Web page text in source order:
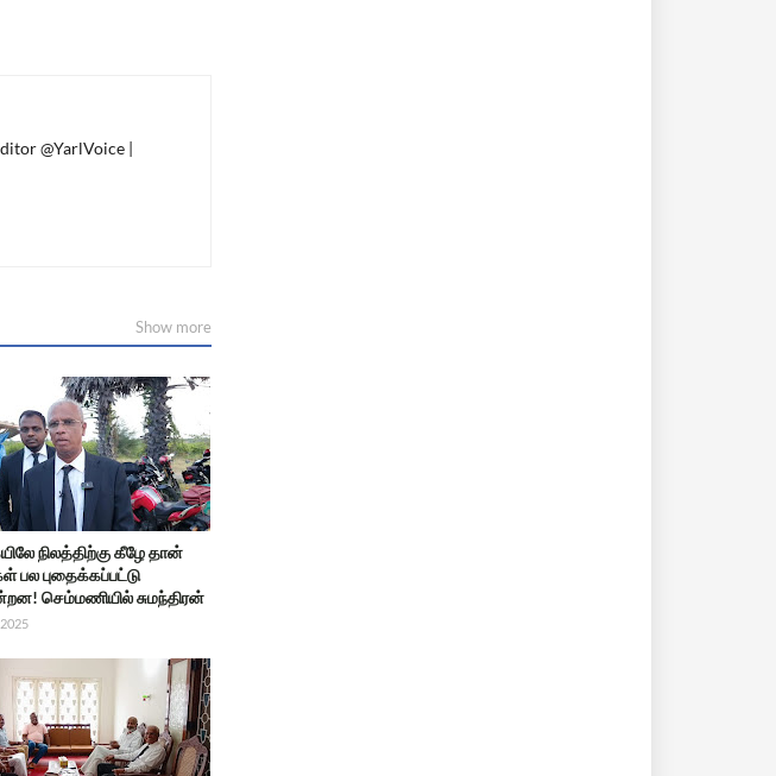
@YarlVoice |
Show more
நிலத்திற்கு கீழே தான்
புதைக்கப்பட்டு
செம்மணியில் சுமந்திரன்